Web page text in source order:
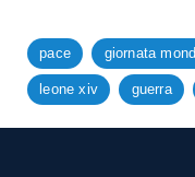
pace giornata
leone xiv guerra